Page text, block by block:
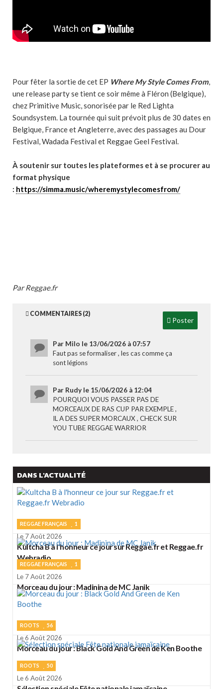
Pour fêter la sortie de cet EP Where My Style Comes From,
une release party se tient ce soir même à Fléron (Belgique),
chez Primitive Music, sonorisée par le Red Lighta
Soundsystem. La tournée qui suit prévoit plus de 30 dates en
Belgique, France et Angleterre, avec des passages au Dour
Festival, Wadada Festival et Reggae Geel Festival.
À soutenir sur toutes les plateformes et à se procurer au
format physique
: https://simma.music/wheremystylecomesfrom/
Par Reggae.fr
COMMENTAIRES (2)
Poster
Par Milo le 13/06/2026 à 07:57
Faut pas se formaliser , les cas comme ça
sont légions
Par Rudy le 15/06/2026 à 12:04
POURQUOI VOUS PASSER PAS DE
MORCEAUX DE RAS CUP PAR EXEMPLE ,
IL A DES SUPER MORCAUX , CHECK SUR
YOU TUBE REGGAE WARRIOR
DANS L'ACTUALITÉ
REGGAE FRANÇAIS 1
Le 7 Août 2026
Kultcha B à l'honneur ce jour sur Reggae.fr et Reggae.fr
Webradio
REGGAE FRANÇAIS 1
Le 7 Août 2026
Morceau du jour : Madinina de MC Janik
ROOTS 56
Le 6 Août 2026
Morceau du jour : Black Gold And Green de Ken Boothe
ROOTS 50
Le 6 Août 2026